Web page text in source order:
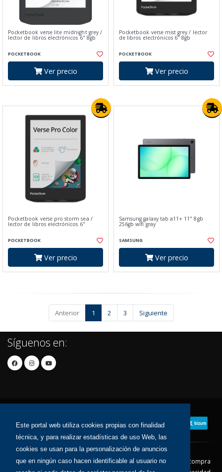
Este portal web utiliza cookies propias con finalidad
técnica, y para realizar estadísticas de uso Web, las
cookies se usan para la personalización de anuncios
que en ningún caso hacen identificable al usuario no
Pocketbook verse lite midnight grey /
lector de libros electrónicos 6" 8gb
POCKETBOOK
Ver precio
Pocketbook verse mist grey / lector
de libros electrónicos 6" 8gb
POCKETBOOK
Ver precio
Pocketbook verse pro storm sea /
lector de libros electrónicos 6"
POCKETBOOK
Ver precio
Samsung galaxy tab a11+ 11" 8gb
256gb wifi gray
SAMSUNG
Ver precio
Anterior 1 2 3 Siguiente
Síguenos en:
Contacto Aviso Legal
Condiciones de compra